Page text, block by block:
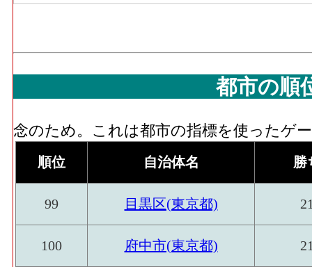
都市の順
念のため。これは都市の指標を使ったゲ
順位 自治体名 勝
99 目黒区(東京都)
100 府中市(東京都)